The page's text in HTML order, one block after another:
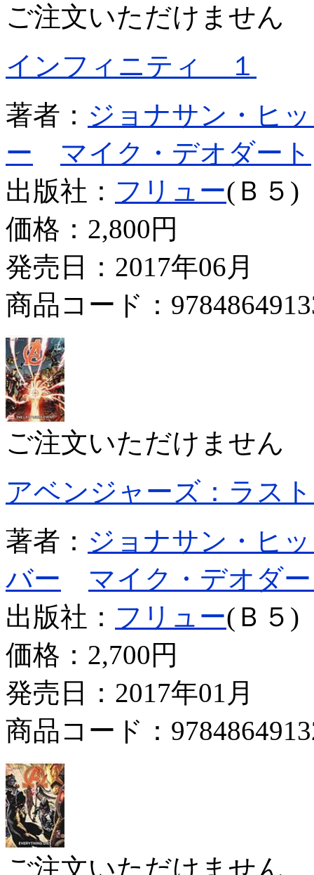
ご注文いただけません
インフィニティ １
著者： ジョナサン・ヒ
ー
マイク・デオダート
出版社： フリュー(Ｂ５)
価格： 2,800円
発売日：2017年06月
商品コード：
ご注文いただけません
アベンジャーズ：ラス
著者： ジョナサン・ヒ
バー
マイク・デオダ
出版社： フリュー(Ｂ５)
価格： 2,700円
発売日：2017年01月
商品コード：
ご注文いただけません